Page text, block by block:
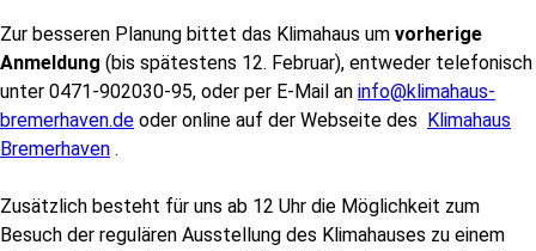
Zur besseren Planung bittet das Klimahaus um vorherige
Anmeldung (bis spätestens 12. Februar), entweder telefonisch
unter 0471-902030-95, oder per E-Mail an info@klimahaus-
bremerhaven.de oder online auf der Webseite des Klimahaus
Bremerhaven .
Zusätzlich besteht für uns ab 12 Uhr die Möglichkeit zum
Besuch der regulären Ausstellung des Klimahauses zu einem